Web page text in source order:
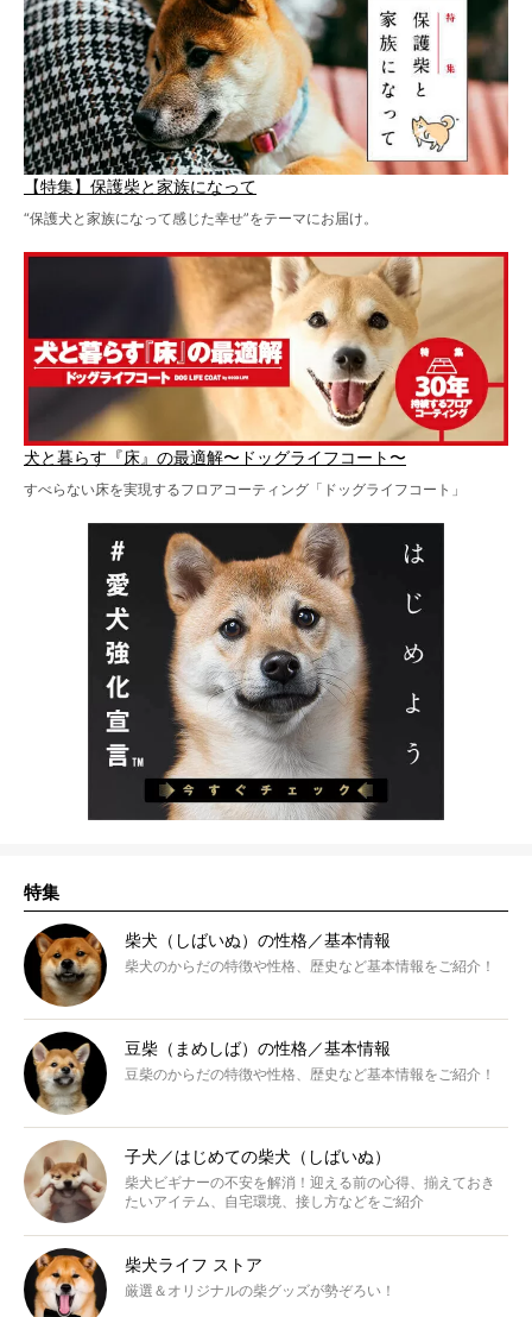
【特集】保護柴と家族になって
“保護犬と家族になって感じた幸せ”をテーマにお届け。
犬と暮らす『床』の最適解〜ドッグライフコート〜
すべらない床を実現するフロアコーティング「ドッグライフコート」
特集
柴犬（しばいぬ）の性格／基本情報
柴犬のからだの特徴や性格、歴史など基本情報をご紹介！
豆柴（まめしば）の性格／基本情報
豆柴のからだの特徴や性格、歴史など基本情報をご紹介！
子犬／はじめての柴犬（しばいぬ）
柴犬ビギナーの不安を解消！迎える前の心得、揃えておき
たいアイテム、自宅環境、接し方などをご紹介
柴犬ライフ ストア
厳選＆オリジナルの柴グッズが勢ぞろい！